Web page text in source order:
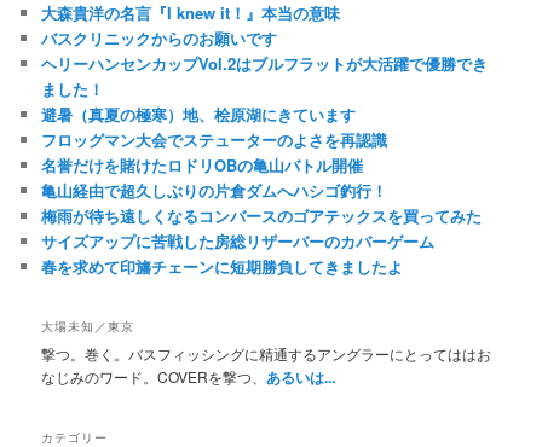
大森貴洋の名言『I knew it！』本当の意味
バスクリニックからのお願いです
ヘリーハンセンカップVol.2はブルフラットが大活躍で優勝でき
ました！
避暑（真夏の極寒）地、桧原湖にきています
フロッグマン大会でステューターのよさを再認識
名誉だけを賭けたロドリOBの亀山バトル開催
亀山経由で超久しぶりの片倉ダムへハシゴ釣行！
梅雨が待ち遠しくなるコンバースのゴアテックスを買ってみた
サイズアップに苦戦した房総リザーバーのカバーゲーム
春を求めて印旛チェーンに短期勝負してきましたよ
大場未知／東京
撃つ。巻く。バスフィッシングに精通するアングラーにとってははお
なじみのワード。COVERを撃つ、あるいは...
カテゴリー